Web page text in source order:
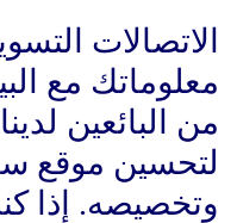
الاتصالات
معلوماتك مع
من البائعين
لتحسين موقع
وتخصيصه. إذا